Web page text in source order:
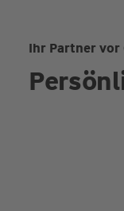
Ihr Partner vor